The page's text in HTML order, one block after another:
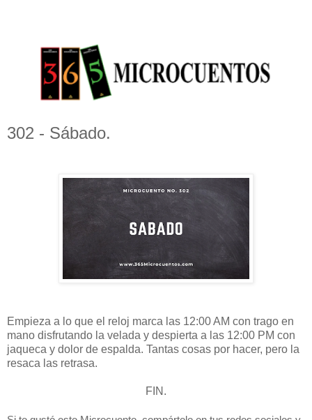
302 - Sábado.
Empieza a lo que el reloj marca las 12:00 AM con trago en
mano disfrutando la velada y despierta a las 12:00 PM con
jaqueca y dolor de espalda. Tantas cosas por hacer, pero la
resaca las retrasa.
FIN.